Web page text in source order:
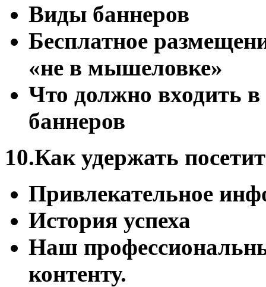
Виды баннеров
Бесплатное
«не в мышеловке»
Что должно входить
баннеров
10.Как удержать
Привлекательное
История успеха
Наш
контенту.